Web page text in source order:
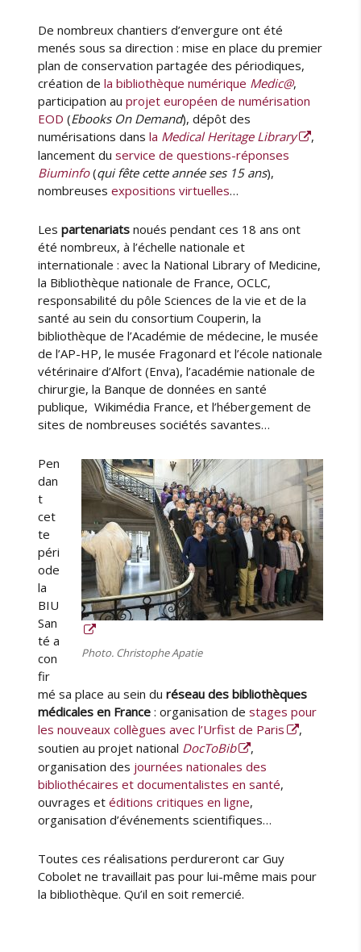
De nombreux chantiers d’envergure ont été
menés sous sa direction : mise en place du premier
plan de conservation partagée des périodiques,
création dela bibliothèque numérique Medic@,
participation auprojet européen de numérisation
EOD (Ebooks On Demand), dépôt des
numérisations dansla Medical Heritage Library
,
lancement duservice de questions-réponses
Biuminfo(qui fête cette année ses 15 ans),
nombreusesexpositions virtuelles…
Lespartenariats noués pendant ces 18 ans ont
été nombreux, à l’échelle nationale et
internationale : avec la National Library of Medicine,
la Bibliothèque nationale de France, OCLC,
responsabilité du pôle Sciences de la vie et de la
santé au sein du consortium Couperin, la
bibliothèque de l’Académie de médecine, le musée
de l’AP-HP, le musée Fragonard et l’école nationale
vétérinaire d’Alfort (Enva), l’académie nationale de
chirurgie, la Banque de données en santé
publique, Wikimédia France, et l’hébergement de
sites de nombreuses sociétés savantes…
Photo. Christophe Apatie
Pen
dan
t
cet
te
péri
ode
la
BIU
San
té a
con
fir
mé sa place au sein duréseau des bibliothèques
médicales en France : organisation destages pour
les nouveaux collègues avec l’Urfist de Paris
,
soutien au projet national DocToBib
,
organisation des journées nationales des
bibliothécaires et documentalistes en santé,
ouvrages etéditions critiques en ligne,
organisation d’événements scientifiques…
Toutes ces réalisations perdureront car Guy
Cobolet ne travaillait pas pour lui-même mais pour
la bibliothèque. Qu’il en soit remercié.